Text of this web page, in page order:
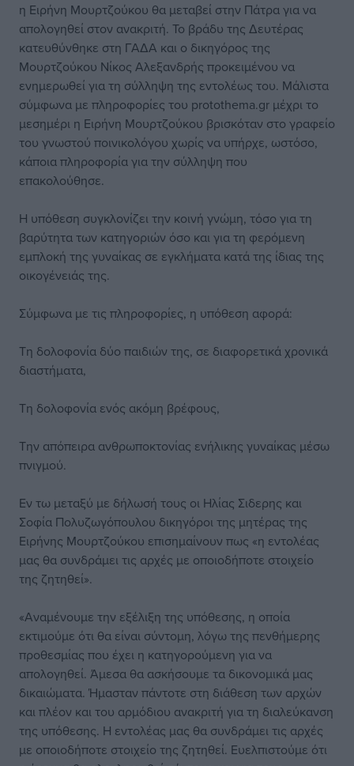
η Ειρήνη Μουρτζούκου θα μεταβεί στην Πάτρα για να
απολογηθεί στον ανακριτή. Το βράδυ της Δευτέρας
κατευθύνθηκε στη ΓΑΔΑ και ο δικηγόρος της
Μουρτζούκου Νίκος Αλεξανδρής προκειμένου να
ενημερωθεί για τη σύλληψη της εντολέως του. Μάλιστα
σύμφωνα με πληροφορίες του protothema.gr μέχρι το
μεσημέρι η Ειρήνη Μουρτζούκου βρισκόταν στο γραφείο
του γνωστού ποινικολόγου χωρίς να υπήρχε, ωστόσο,
κάποια πληροφορία για την σύλληψη που
επακολούθησε.
Η υπόθεση συγκλονίζει την κοινή γνώμη, τόσο για τη
βαρύτητα των κατηγοριών όσο και για τη φερόμενη
εμπλοκή της γυναίκας σε εγκλήματα κατά της ίδιας της
οικογένειάς της.
Σύμφωνα με τις πληροφορίες, η υπόθεση αφορά:
Τη δολοφονία δύο παιδιών της, σε διαφορετικά χρονικά
διαστήματα,
Τη δολοφονία ενός ακόμη βρέφους,
Την απόπειρα ανθρωποκτονίας ενήλικης γυναίκας μέσω
πνιγμού.
Εν τω μεταξύ με δήλωσή τους οι Ηλίας Σιδερης και
Σοφία Πολυζωγόπουλου δικηγόροι της μητέρας της
Ειρήνης Μουρτζούκου επισημαίνουν πως «η εντολέας
μας θα συνδράμει τις αρχές με οποιοδήποτε στοιχείο
της ζητηθεί».
«Αναμένουμε την εξέλιξη της υπόθεσης, η οποία
εκτιμούμε ότι θα είναι σύντομη, λόγω της πενθήμερης
προθεσμίας που έχει η κατηγορούμενη για να
απολογηθεί. Άμεσα θα ασκήσουμε τα δικονομικά μας
δικαιώματα. Ήμασταν πάντοτε στη διάθεση των αρχών
και πλέον και του αρμόδιου ανακριτή για τη διαλεύκανση
της υπόθεσης. Η εντολέας μας θα συνδράμει τις αρχές
με οποιοδήποτε στοιχείο της ζητηθεί. Ευελπιστούμε ότι